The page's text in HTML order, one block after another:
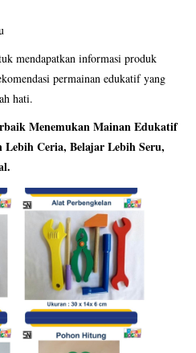
mendapatkan informasi produk
permainan edukatif yang
hati.
Menemukan Mainan Edukatif
Ceria, Belajar Lebih Seru,